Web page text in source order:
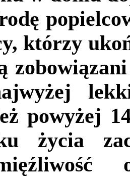
którzy
powyżej
życia